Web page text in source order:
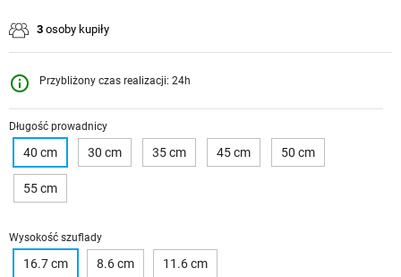
3 osoby kupiły
info_outline Przybliżony czas realizacji: 24h
Długość prowadnicy
40 cm 30 cm 35 cm 45 cm 50 cm
55 cm
Wysokość szuflady
16.7 cm 8.6 cm 11.6 cm